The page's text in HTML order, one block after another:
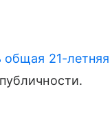
общая 21-